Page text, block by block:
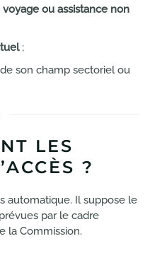
voyage ou assistance non
;
son champ sectoriel ou
LES
?
automatique. Il suppose le
par le cadre
la Commission.